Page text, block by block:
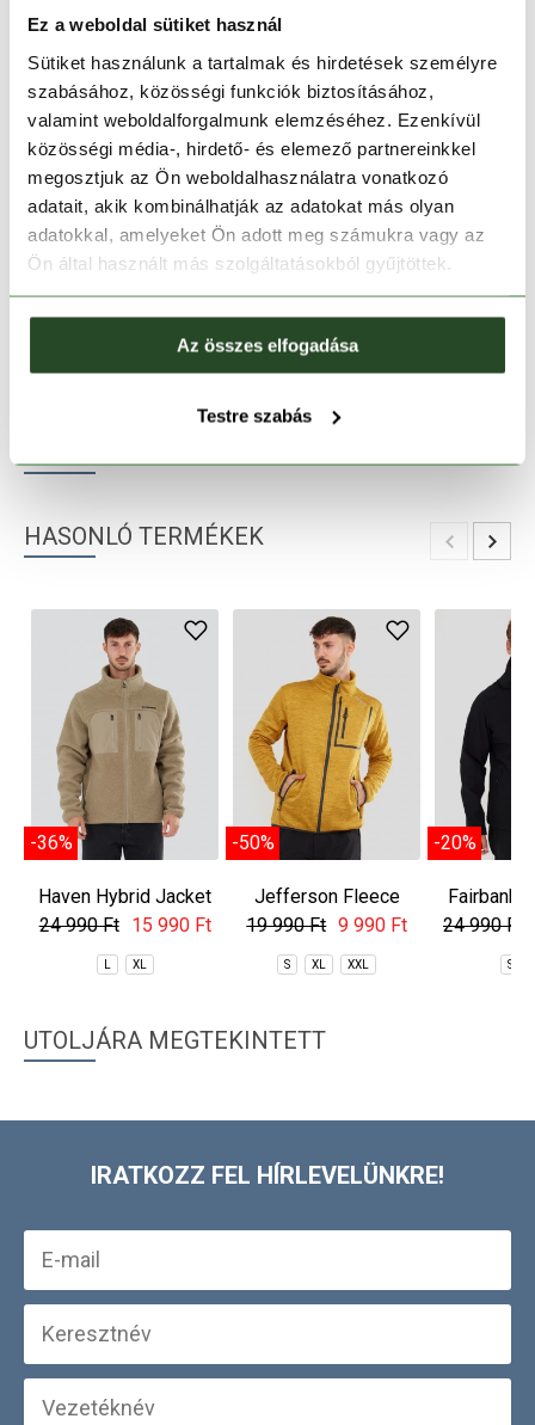
Ez a weboldal sütiket használ
Sütiket használunk a tartalmak és hirdetések személyre
szabásához, közösségi funkciók biztosításához,
valamint weboldalforgalmunk elemzéséhez. Ezenkívül
közösségi média-, hirdető- és elemező partnereinkkel
megosztjuk az Ön weboldalhasználatra vonatkozó
adatait, akik kombinálhatják az adatokat más olyan
adatokkal, amelyeket Ön adott meg számukra vagy az
Ön által használt más szolgáltatásokból gyűjtöttek.
Az összes elfogadása
Testre szabás
XXL
Kosárba teszem
Melyik üzletben elérhető|Foglalás
30 napos visszaküldés
1-2 munkanapos szállítás
HASONLÓ TERMÉKEK
-36%
Haven Hybrid Jacket
24 990 Ft
15 990 Ft
XL
-50%
Jefferson Fleece
Jacket
19 990 Ft 9 990 Ft
S XL XXL
-20%
24 990 Ft
S
UTOLJÁRA MEGTEKINTETT
IRATKOZZ FEL HÍRLEVELÜNKRE!